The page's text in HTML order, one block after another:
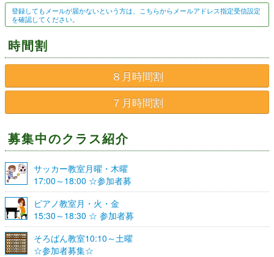
登録してもメールが届かないという方は、こちらからメールアドレス指定受信設定
を確認してください。
時間割
８月時間割
７月時間割
募集中のクラス紹介
サッカー教室月曜・木曜
17:00～18:00 ☆参加者募
集☆
ピアノ教室月・火・金
15:30～18:30 ☆ 参加者募
集☆
そろばん教室10:10～土曜
☆参加者募集☆